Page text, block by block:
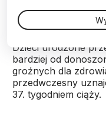
rodzącej do
Dzieci urodzone
bardziej od
groźnych dla
przedwczesny
37. tygodniem ciąży.